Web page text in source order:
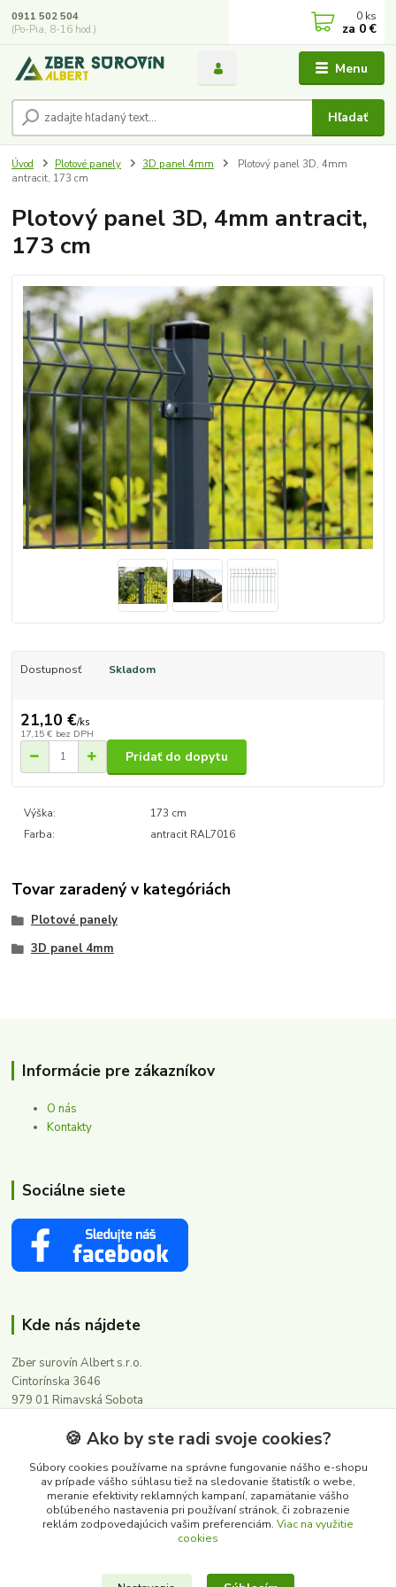
Menu
Hľadať
0911 502 504
(Po-Pia, 8-16 hod.)
0 ks
za 0 €
Úvod Plotové panely 3D panel 4mm
Plotový panel 3D, 4mm
antracit, 173 cm
Plotový panel 3D, 4mm antracit,
173 cm
Dostupnosť Skladom
21,10 €/ks
17,15 € bez DPH
Pridať do dopytu
Výška:
173 cm
Farba:
antracit RAL7016
Tovar zaradený v kategóriách
Plotové panely
3D panel 4mm
Informácie pre zákazníkov
O nás
Kontakty
Sociálne siete
Kde nás nájdete
Zber surovín Albert s.r.o.
Cintorínska 3646
979 01 Rimavská Sobota
Kontakty
0911 502 504
(Po-Pia, 8-16 hod.)
🍪 Ako by ste radi svoje cookies?
Súbory cookies používame na správne fungovanie nášho e-shopu
av prípade vášho súhlasu tiež na sledovanie štatistík o webe,
meranie efektivity reklamných kampaní, zapamätanie vášho
obľúbeného nastavenia pri používaní stránok, či zobrazenie
reklám zodpovedajúcich vašim preferenciám. Viac na využitie
cookies